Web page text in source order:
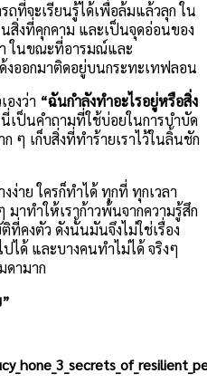
ที่จะเรียนรู้ได้เพื่อล้มแล้วลุก ใน
สิ่งที่คุกคาม และเป็นจุดอ่อนของ
า ในขณะที่อารมณ์และ
งออกมาติดอยู่บนกระทะเทฟลอน
องว่า “ฉันกำลังทำอะไรอยู่หรือสิ่ง
นี่เป็นคำถามที่ใช้บ่อยในการบำบัด
ๆ เก็บสิ่งที่ทำร้ายเราไว้ในลิ้นชัก
าย ใครก็ทำได้ ทุกที่ ทุกเวลา
มาทำให้เราก้าวพ้นจากความรู้สึก
คงตัว ดังนั้นมันจึงไม่ใช่เรื่อง
ได้ และบางคนทำไม่ได้ จริงๆ
ดามาก